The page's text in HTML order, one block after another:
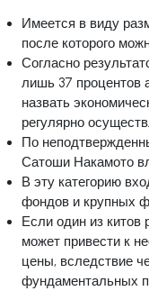
Имеется в виду
после которого
Согласно
лишь 37 процентов
назвать
регулярно
По
Сатоши Накамото
В эту категорию
фондов и крупных
Если один из китов
может привести к
цены, вследствие
фундаментальных